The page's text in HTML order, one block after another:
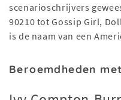
scenarioschrijvers
90210 tot Gossip Girl,
is de naam van een
Beroemdheden